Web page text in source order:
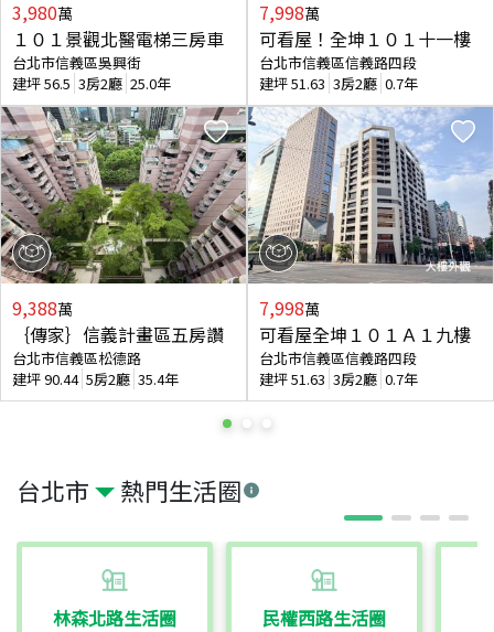
台北市 熱門生活圈
林森北路生活圈 民權西路生活圈
3,980萬
１０１景觀北醫電梯三房車
台北市信義區吳興街
建坪56.5 3房2廳 25.0年
9,388萬
｛傳家｝信義計畫區五房讚
台北市信義區松德路
建坪90.44 5房2廳 35.4年
7,998萬
可看屋！全坤１０１十一樓
台北市信義區信義路四段
建坪51.63 3房2廳 0.7年
7,998萬
可看屋全坤１０１Ａ１九樓
台北市信義區信義路四段
建坪51.63 3房2廳 0.7年